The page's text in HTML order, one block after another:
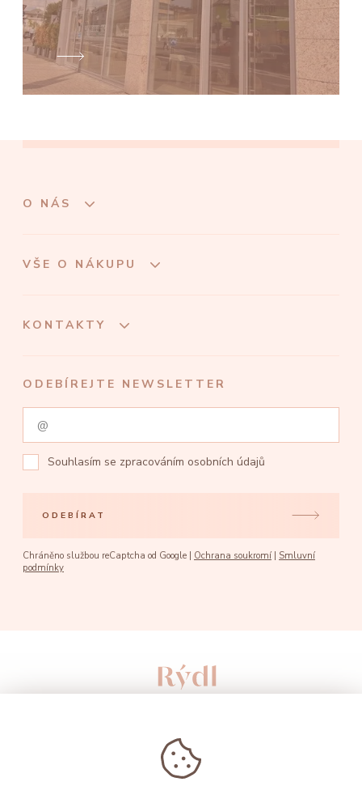
O NÁS
VŠE O NÁKUPU
KONTAKTY
ODEBÍREJTE NEWSLETTER
Souhlasím se zpracováním osobních údajů
ODEBÍRAT
Chráněno službou reCaptcha od Google | Ochrana soukromí
Smluvní
podmínky